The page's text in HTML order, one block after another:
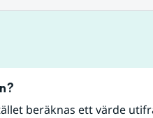
beräknas ett värde